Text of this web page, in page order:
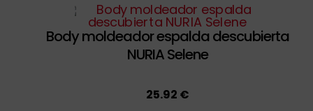
Body moldeador espalda descubierta
NURIA Selene
25.92 €